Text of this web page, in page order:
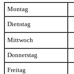
Montag
Dienstag
Mittwoch
Donnerstag
Freitag